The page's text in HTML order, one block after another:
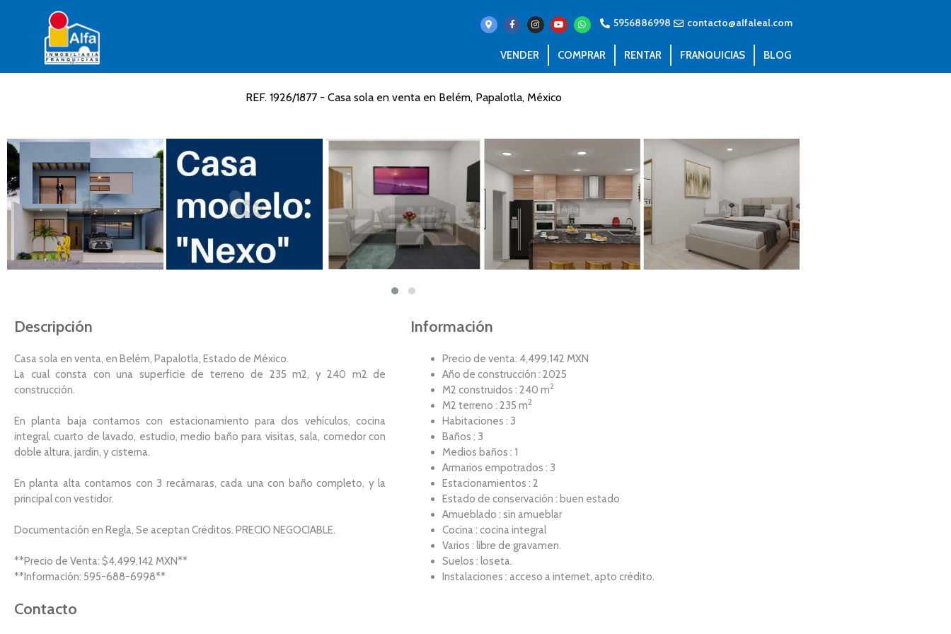
5956886998 contacto@alfaleal.com
VENDER COMPRAR RENTAR FRANQUICIAS BLOG
REF. 1926/1877 - Casa sola en venta en Belém, Papalotla, México
Descripción
Casa sola en venta, en Belém, Papalotla, Estado de México.
La cual consta con una superficie de terreno de 235 m2, y 240 m2 de
construcción.
En planta baja contamos con estacionamiento para dos vehículos, cocina
integral, cuarto de lavado, estudio, medio baño para visitas, sala, comedor con
doble altura, jardín, y cisterna.
En planta alta contamos con 3 recámaras, cada una con baño completo, y la
principal con vestidor.
Documentación en Regla, Se aceptan Créditos. PRECIO NEGOCIABLE.
**Precio de Venta: $4,499,142 MXN**
**Información: 595-688-6998**
Contacto
Información
Precio de venta: 4,499,142 MXN
Año de construcción : 2025
M2 construidos : 240 m2
M2 terreno : 235 m2
Habitaciones : 3
Baños : 3
Medios baños : 1
Armarios empotrados : 3
Estacionamientos : 2
Estado de conservación : buen estado
Amueblado : sin amueblar
Cocina : cocina integral
Varios : libre de gravamen.
Suelos : loseta.
Instalaciones : acceso a internet, apto crédito.